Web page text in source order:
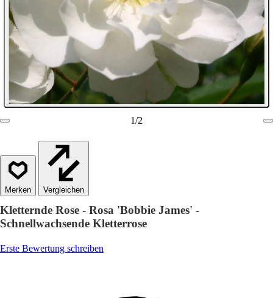
1/2
Vergleichen
Kletternde Rose - Rosa 'Bobbie James' -
Schnellwachsende Kletterrose
Erste Bewertung schreiben